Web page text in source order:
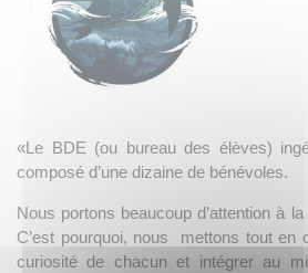
«Le BDE (ou bureau des élèves)
composé d’une dizaine de bénévoles.
Nous portons beaucoup d’attention à
C’est pourquoi, nous mettons tout en
curiosité de chacun et intégrer au